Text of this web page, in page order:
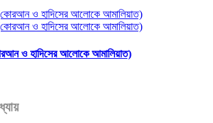
ও হাদিসের আলোকে আমালিয়াত)